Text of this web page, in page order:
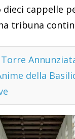
cappelle
tribuna
Torre
della